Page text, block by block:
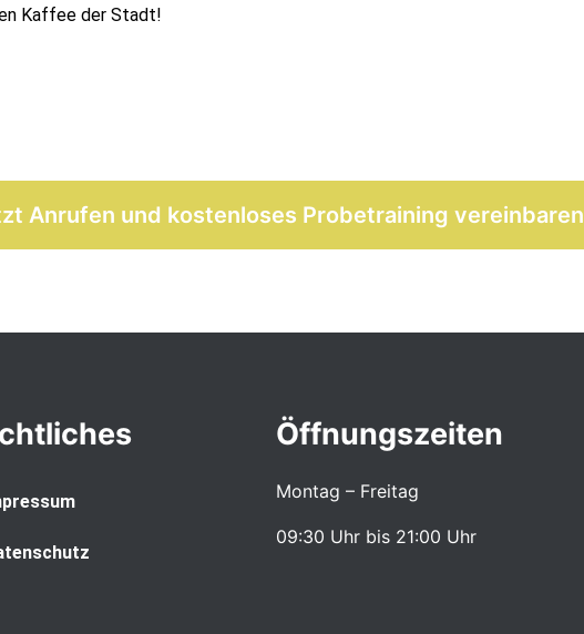
Kaffee der Stadt!
Anrufen und kostenloses Probetraining vereinbaren
Öffnungszeiten
Montag – Freitag
09:30 Uhr bis 21:00 Uhr